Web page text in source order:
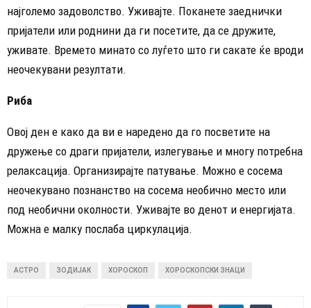
најголемо задоволство. Уживајте. Поканете заеднички
пријатели или роднини да ги посетите, да се дружите,
уживате. Времето минато со луѓето што ги сакате ќе вроди
неочекувани резултати.
Риба
Овој ден е како да ви е наредено да го посветите на
дружење со драги пријатели, излегување и многу потребна
релаксација. Организирајте патување. Можно е сосема
неочекувано познанство на сосема необично место или
под необични околности. Уживајте во денот и енергијата.
Можна е малку послаба циркулација.
АСТРО ЗОДИЈАК ХОРОСКОП ХОРОСКОПСКИ ЗНАЦИ